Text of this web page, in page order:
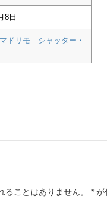
8日
ドリモ シャッター・
ることはありません。 * が